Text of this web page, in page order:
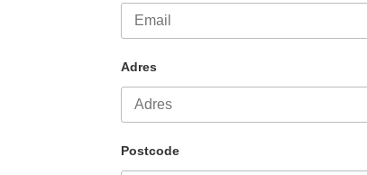
Adres
Postcode